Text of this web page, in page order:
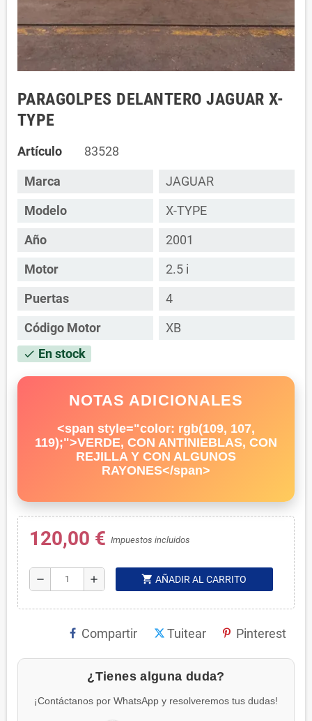
PARAGOLPES DELANTERO JAGUAR X-
TYPE
Artículo 83528
Marca
JAGUAR
Modelo
X-TYPE
Año
2001
Motor
2.5 i
Puertas
4
Código Motor
XB
check En stock
NOTAS ADICIONALES
<span style="color: rgb(109, 107,
119);">VERDE, CON ANTINIEBLAS, CON
REJILLA Y CON ALGUNOS
RAYONES</span>
120,00 € Impuestos incluidos
remove add shopping_cart AÑADIR AL CARRITO
Compartir Tuitear Pinterest
¿Tienes alguna duda?
¡Contáctanos por WhatsApp y resolveremos tus dudas!